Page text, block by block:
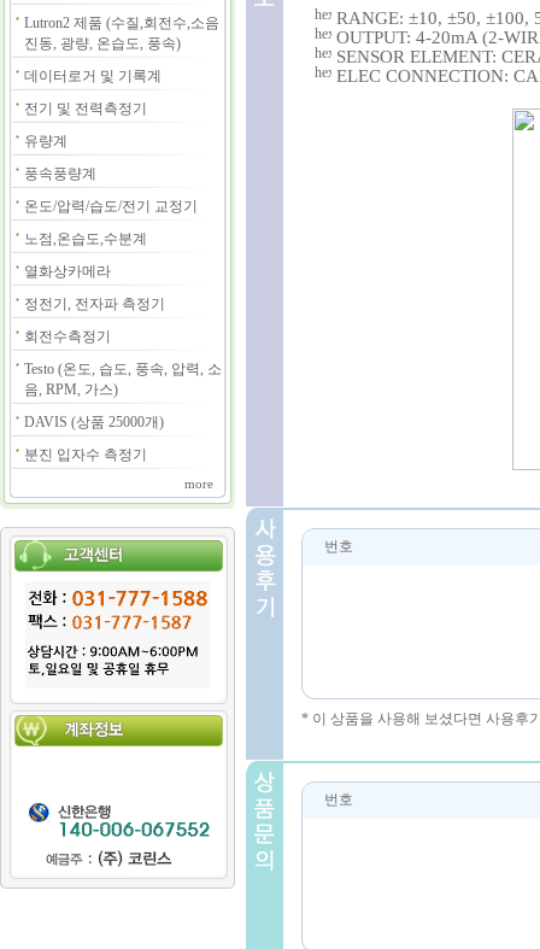
Lutron2 제품 (수질,회전수,소음
진동, 광량, 온습도, 풍속)
데이터로거 및 기록계
전기 및 전력측정기
유량계
풍속풍량계
온도/압력/습도/전기 교정기
노점,온습도,수분계
열화상카메라
정전기, 전자파 측정기
회전수측정기
Testo (온도, 습도, 풍속, 압력, 소
음, RPM, 가스)
DAVIS (상품 25000개)
분진 입자수 측정기
more
RANGE: ±10, ±50, ±100,
OUTPUT: 4-20mA (2-
SENSOR ELEMENT:
ELEC CONNECTION:
번호
* 이 상품을 사용해 보셨다면 사용후
번호